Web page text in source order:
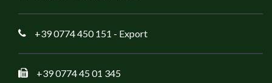
+39 0774 450 151 - Export
+39 0774 45 01 345